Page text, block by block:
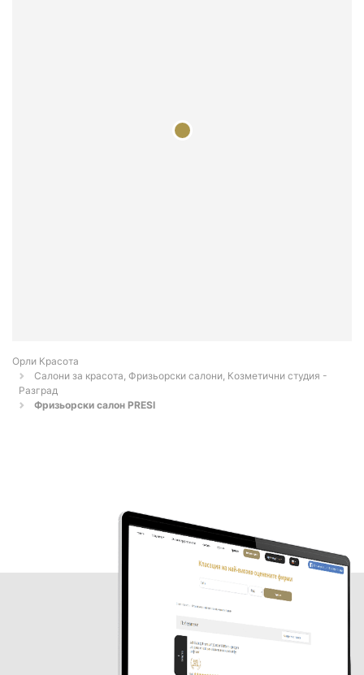
Орли Красота
Салони за красота, Фризьорски салони, Козметични студия -
Разград
Фризьорски салон PRESI